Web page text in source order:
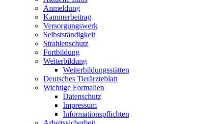
Anmeldung
Kammerbeitrag
Versorgungswerk
Selbstständigkeit
Strahlenschutz
Fortbildung
Weiterbildung
Weiterbildungsstätten
Deutsches Tierärzteblatt
Wichtige Formalien
Datenschutz
Impressum
Informationspflichten